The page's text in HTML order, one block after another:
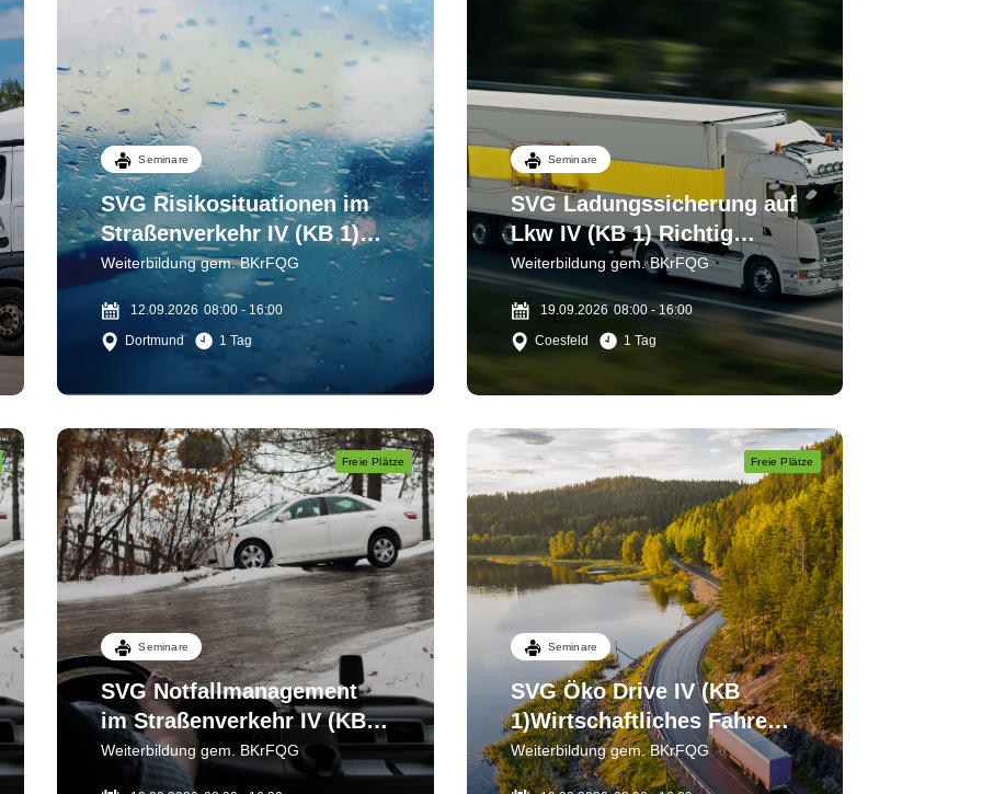
Seminare
SVG Risikosituationen im
Straßenverkehr IV (KB 1)
Wahrnehmen - einschätzen
- bewältigen
Weiterbildung gem. BKrFQG
12.09.2026 08:00 - 16:00
Dortmund
1 Tag
Seminare
SVG Ladungssicherung auf
Lkw IV (KB 1) Richtig
sichern- verantwortlich
handeln
Weiterbildung gem. BKrFQG
19.09.2026 08:00 - 16:00
Coesfeld
1 Tag
Freie Plätze
Seminare
SVG Notfallmanagement
im Straßenverkehr IV (KB
3) Sichern - bergen - helfen
Weiterbildung gem. BKrFQG
Freie Plätze
Seminare
SVG Öko Drive IV (KB
1)Wirtschaftliches Fahren
(Theorie) - Kosten senken
durch Schadenprävention
Weiterbildung gem. BKrFQG